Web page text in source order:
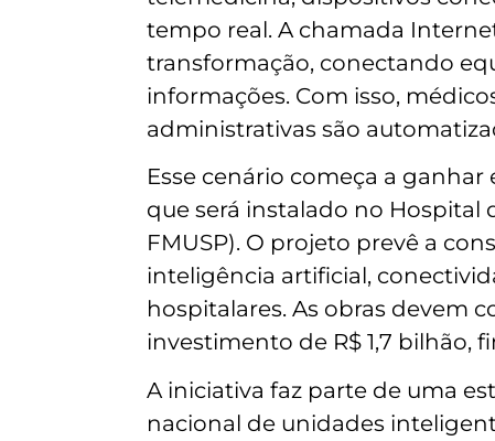
tempo real. A chamada
transformação, conectando
informações. Com isso,
administrativas são
Esse cenário começa a
que será instalado no Hospital
FMUSP). O projeto prevê a
inteligência artificial,
hospitalares. As obras devem
investimento de R$ 1,7 bilhão,
A iniciativa faz parte de uma
nacional de unidades